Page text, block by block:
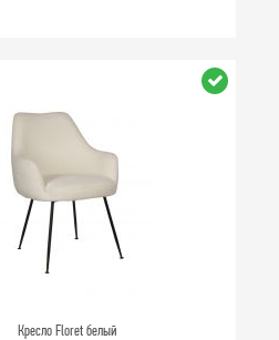
Кресло Floret белый